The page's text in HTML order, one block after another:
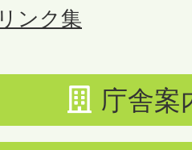
リンク集
庁舎案